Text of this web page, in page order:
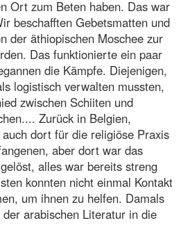
Ort zum Beten haben. Das war
beschafften Gebetsmatten und
der äthiopischen Moschee zur
Das funktionierte ein paar
die Kämpfe. Diejenigen,
logistisch verwalten mussten,
zwischen Schiiten und
Zurück in Belgien,
dort für die religiöse Praxis
aber dort war das
alles war bereits streng
konnten nicht einmal Kontakt
um ihnen zu helfen. Damals
arabischen Literatur in die